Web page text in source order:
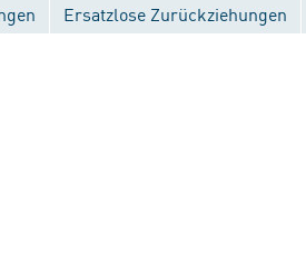
Ersatzlose Zurückziehungen